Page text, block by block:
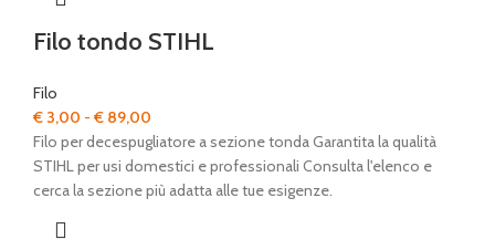
Filo tondo STIHL
Filo
€ 3,00 - € 89,00
di
prezzo:
da
Filo per decespugliatore a sezione tonda Garantita la qualità
STIHL per usi domestici e professionali Consulta l'elenco e
cerca la sezione più adatta alle tue esigenze.